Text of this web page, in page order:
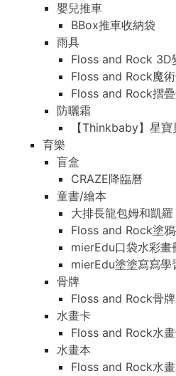
嬰兒推車
BBox推車收納袋
雨具
Floss and Rock 3D
Floss and Rock魔
Floss and Rock摺
防曬霜
【Thinkbaby】星
育樂
盲盒
CRAZE降臨曆
童書/繪本
大排長龍包姆和凱羅
Floss and Rock塗
mierEdu口袋水彩畫
mierEdu塗塗寫寫學
骨牌
Floss and Rock骨牌
水畫卡
Floss and Rock水
水畫本
Floss and Rock水